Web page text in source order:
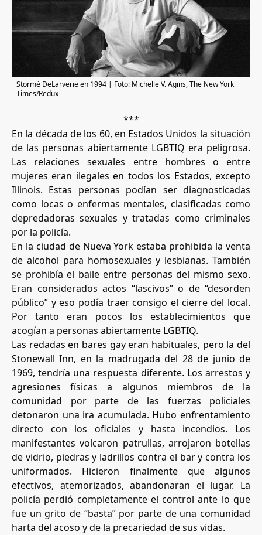
Stormé DeLarverie en 1994 | Foto: Michelle V. Agins, The New York
Times/Redux
***
En la década de los 60, en Estados Unidos la situación
de las personas abiertamente LGBTIQ era peligrosa.
Las relaciones sexuales entre hombres o entre
mujeres eran ilegales en todos los Estados, excepto
Illinois. Estas personas podían ser diagnosticadas
como locas o enfermas mentales, clasificadas como
depredadoras sexuales y tratadas como criminales
por la policía.
En la ciudad de Nueva York estaba prohibida la venta
de alcohol para homosexuales y lesbianas. También
se prohibía el baile entre personas del mismo sexo.
Eran considerados actos “lascivos” o de “desorden
público” y eso podía traer consigo el cierre del local.
Por tanto eran pocos los establecimientos que
acogían a personas abiertamente LGBTIQ.
Las redadas en bares gay eran habituales, pero la del
Stonewall Inn, en la madrugada del 28 de junio de
1969, tendría una respuesta diferente. Los arrestos y
agresiones físicas a algunos miembros de la
comunidad por parte de las fuerzas policiales
detonaron una ira acumulada. Hubo enfrentamiento
directo con los oficiales y hasta incendios. Los
manifestantes volcaron patrullas, arrojaron botellas
de vidrio, piedras y ladrillos contra el bar y contra los
uniformados. Hicieron finalmente que algunos
efectivos, atemorizados, abandonaran el lugar. La
policía perdió completamente el control ante lo que
fue un grito de “basta” por parte de una comunidad
harta del acoso y de la precariedad de sus vidas.